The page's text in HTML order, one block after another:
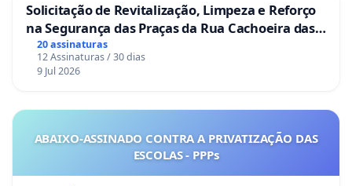
Solicitação de Revitalização, Limpeza e Reforço
na Segurança das Praças da Rua Cachoeira das
Sete Ilhas
20 assinaturas
12 Assinaturas / 30 dias
9 Jul 2026
ABAIXO-ASSINADO CONTRA A PRIVATIZAÇÃO DAS
ESCOLAS - PPPs